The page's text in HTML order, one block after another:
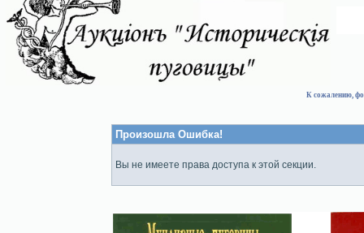
К сожалению,
Произошла Ошибка!
Вы не имеете права доступа к этой секции.